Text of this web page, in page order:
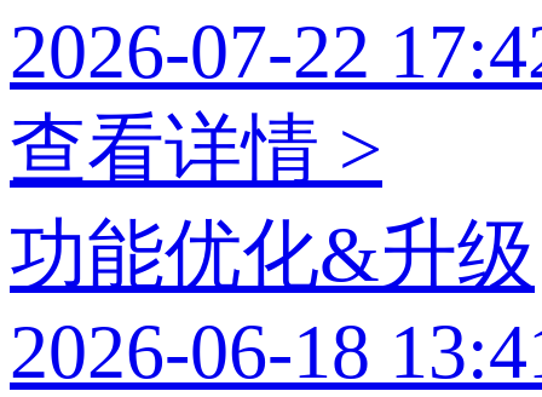
2026-07-22
查看详情 >
功能优化&升级
2026-06-18